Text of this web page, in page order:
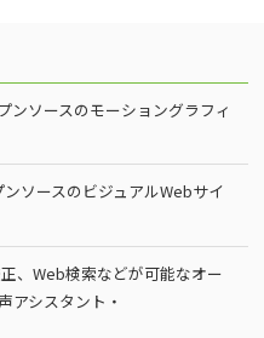
ンソースのモーショングラフィ
ソースのビジュアルWebサイ
、Web検索などが可能なオー
アシスタント・